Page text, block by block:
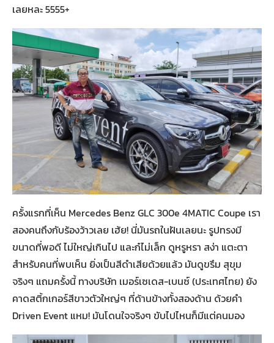
เลยหละ 5555+
ครั้งแรกที่เห็น Mercedes Benz GLC 300e 4MATIC Coupe เรา
สองคนถึงกับร้องว้าวเลย เฮ้ย! นี่มันรถในฝันเลยนะ รูปทรงมี
ขนาดที่พอดี ไม่ใหญ่เกินไป และก๋ไม่เล็ก ดูหรูหรา สง่า แตะตา
สำหรับคนที่พบเห็น ยิ่งเป็นสีดำเสียด้วยแล้ว มันดูขรึม สุขุม
จริงๆ แถมครั้งนี้ ทางบริษัท เมอร์เซเดส-เบนซ์ (ประเทศไทย) ยัง
คาดสติ้กเกอร์สีขาวตัวใหญ่ๆ ที่ด้านข้างทั้งสองด้าน ด้วยคำ
Driven Event แหม! มันโดนใจจริงๆ ขับไปไหนก็มีแต่คนมอง